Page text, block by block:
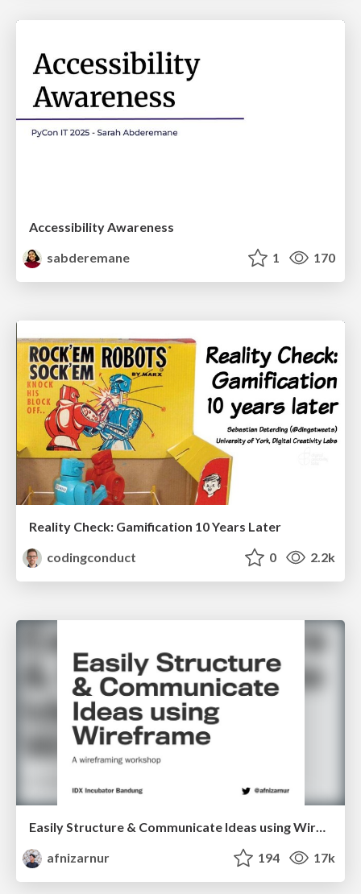
Accessibility Awareness
sabderemane
1 170
Reality Check: Gamification 10 Years Later
codingconduct
0 2.2k
afnizarnur
194 17k